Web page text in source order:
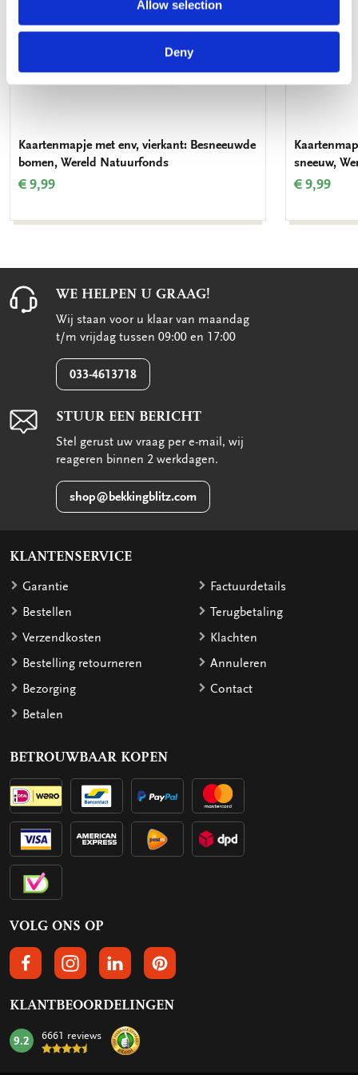
Allow selection
Deny
Kaartenmapje met env, vierkant: Besneeuwde
bomen, Wereld Natuurfonds
€ 9,99
sneeuw,
€ 9,99
WE HELPEN U GRAAG!
Wij staan voor u klaar van maandag
t/m vrijdag tussen 09:00 en 17:00
033-4613718
STUUR EEN BERICHT
Stel gerust uw vraag per e-mail, wij
reageren binnen 2 werkdagen.
shop@bekkingblitz.com
KLANTENSERVICE
Garantie
Bestellen
Verzendkosten
Bestelling retourneren
Bezorging
Betalen
Factuurdetails
Terugbetaling
Klachten
Annuleren
Contact
BETROUWBAAR KOPEN
VOLG ONS OP
VOLGS ONS OP FACEBOOK
VOLG ONS OP INSTAGRAM
VOLG ONS OP LINKEDIN
VOLG ONS OP PINTEREST
KLANTBEOORDELINGEN
mark:
9.2 6661 reviews